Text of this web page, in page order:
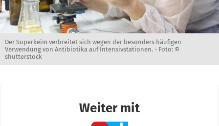
Der Superkeim verbreitet sich wegen der besonders häufigen
Verwendung von Antibiotika auf Intensivstationen. - Foto: ©
shutterstock